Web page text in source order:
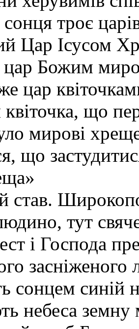
троє
Цар Ісусом
Божим
цар
що
мирові
що
став.
тут
і Господа
засніженого
сонцем синій
небеса земну